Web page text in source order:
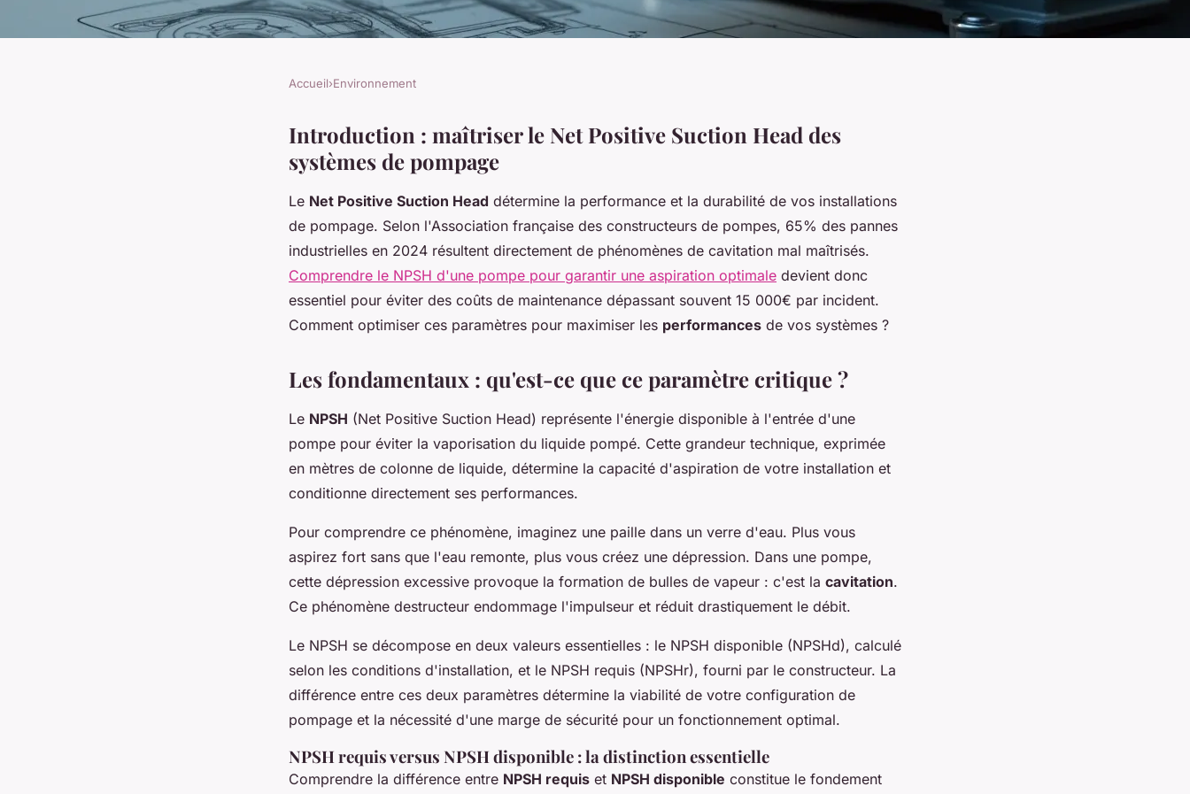
Comprendre le NPSH d'une pompe
pour une performance optimale
Accueil›Environnement
Introduction : maîtriser le Net Positive Suction Head des
systèmes de pompage
Le Net Positive Suction Head détermine la performance et la durabilité de vos installations
de pompage. Selon l'Association française des constructeurs de pompes, 65% des pannes
industrielles en 2024 résultent directement de phénomènes de cavitation mal maîtrisés.
Comprendre le NPSH d'une pompe pour garantir une aspiration optimale devient donc
essentiel pour éviter des coûts de maintenance dépassant souvent 15 000€ par incident.
Comment optimiser ces paramètres pour maximiser les performances de vos systèmes ?
Les fondamentaux : qu'est-ce que ce paramètre critique ?
Le NPSH (Net Positive Suction Head) représente l'énergie disponible à l'entrée d'une
pompe pour éviter la vaporisation du liquide pompé. Cette grandeur technique, exprimée
en mètres de colonne de liquide, détermine la capacité d'aspiration de votre installation et
conditionne directement ses performances.
Pour comprendre ce phénomène, imaginez une paille dans un verre d'eau. Plus vous
aspirez fort sans que l'eau remonte, plus vous créez une dépression. Dans une pompe,
cette dépression excessive provoque la formation de bulles de vapeur : c'est la cavitation.
Ce phénomène destructeur endommage l'impulseur et réduit drastiquement le débit.
Le NPSH se décompose en deux valeurs essentielles : le NPSH disponible (NPSHd), calculé
selon les conditions d'installation, et le NPSH requis (NPSHr), fourni par le constructeur. La
différence entre ces deux paramètres détermine la viabilité de votre configuration de
pompage et la nécessité d'une marge de sécurité pour un fonctionnement optimal.
NPSH requis versus NPSH disponible : la distinction essentielle
Comprendre la différence entre NPSH requis et NPSH disponible constitue le fondement